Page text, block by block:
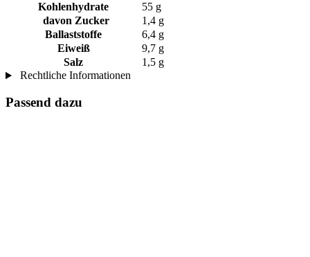
Kohlenhydrate
55 g
davon Zucker
1,4 g
Ballaststoffe
6,4 g
Eiweiß
9,7 g
Salz
1,5 g
Rechtliche Informationen
Passend dazu